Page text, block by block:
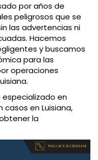
por años de
peligrosos que se
las advertencias ni
Hacemos
y buscamos
para las
operaciones
en
en Luisiana,
la